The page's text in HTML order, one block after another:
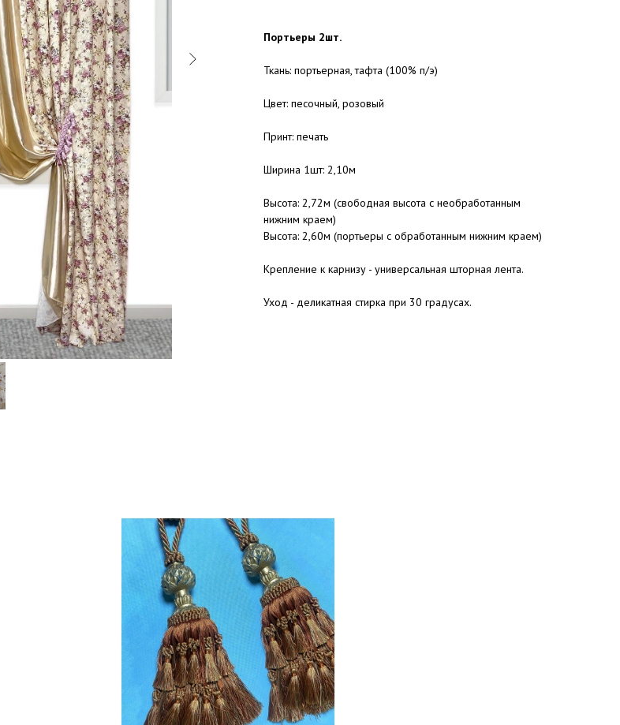
Портьеры 2шт.
Ткань: портьерная, тафта (100% п/э)
Цвет: песочный, розовый
Принт: печать
Ширина 1шт: 2,10м
Высота: 2,72м (свободная высота с необработанным
нижним краем)
Высота: 2,60м (портьеры с обработанным нижним краем)
Крепление к карнизу - универсальная шторная лента.
Уход - деликатная стирка при 30 градусах.